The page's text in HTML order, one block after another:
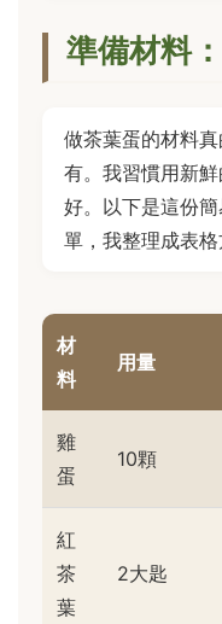
準備材料
做茶葉蛋的材料
有。我習慣用新
好。以下是這份
單，我整理成表格
材
料
用量
雞
蛋
10顆
紅
茶
葉
2大匙